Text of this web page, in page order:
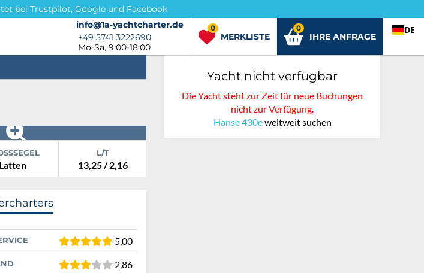
bei Trustpilot, Google und Facebook
info@1a-yachtcharter.de
info@1a-yachtcharter.de
+49 5741 3222690
+49 5741 3222690
Mo-Sa, 9:00-18:00
MERKLISTE
0
IHRE ANFRAGE
0 DE
Latten
L/T
13,25 / 2,16
5,00
2,86
Yacht nicht verfügbar
Die Yacht steht zur Zeit für neue Buchungen
nicht zur Verfügung.
Hanse 430eweltweit suchen